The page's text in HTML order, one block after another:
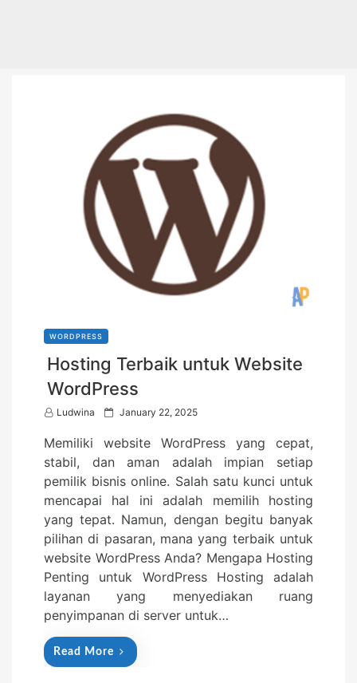
WORDPRESS
Hosting Terbaik untuk Website
WordPress
Ludwina
P
s
t
e
d
o
n
January 22, 2025
Memiliki website WordPress yang cepat,
stabil, dan aman adalah impian setiap
pemilik bisnis online. Salah satu kunci untuk
mencapai hal ini adalah memilih hosting
yang tepat. Namun, dengan begitu banyak
pilihan di pasaran, mana yang terbaik untuk
website WordPress Anda? Mengapa Hosting
Penting untuk WordPress Hosting adalah
layanan yang menyediakan ruang
penyimpanan di server untuk…
Read More